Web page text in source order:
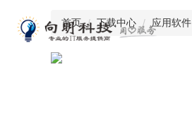
首页 下载中心 应用软件